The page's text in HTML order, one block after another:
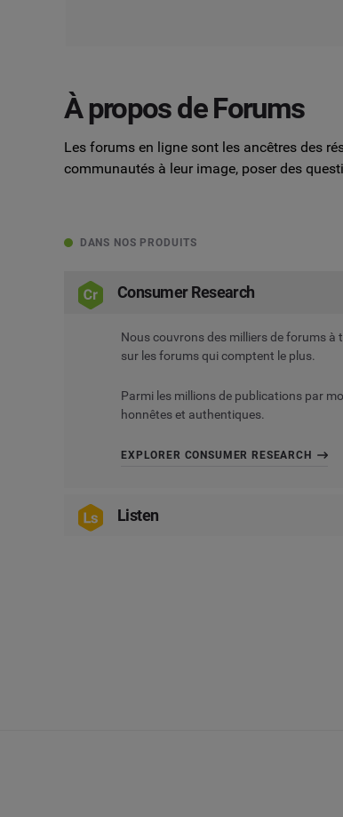
À propos de Forums
Les forums en ligne sont les ancêtres des
communautés à leur image, poser des
DANS NOS PRODUITS
Consumer Research
Nous couvrons des milliers de forums
sur les forums qui comptent le plus.
Parmi les millions de publications par
honnêtes et authentiques.
EXPLORER CONSUMER RESEARCH
Listen